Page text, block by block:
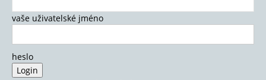
vaše uživatelské jméno
heslo